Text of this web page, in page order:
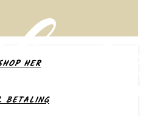
HER
BETALING